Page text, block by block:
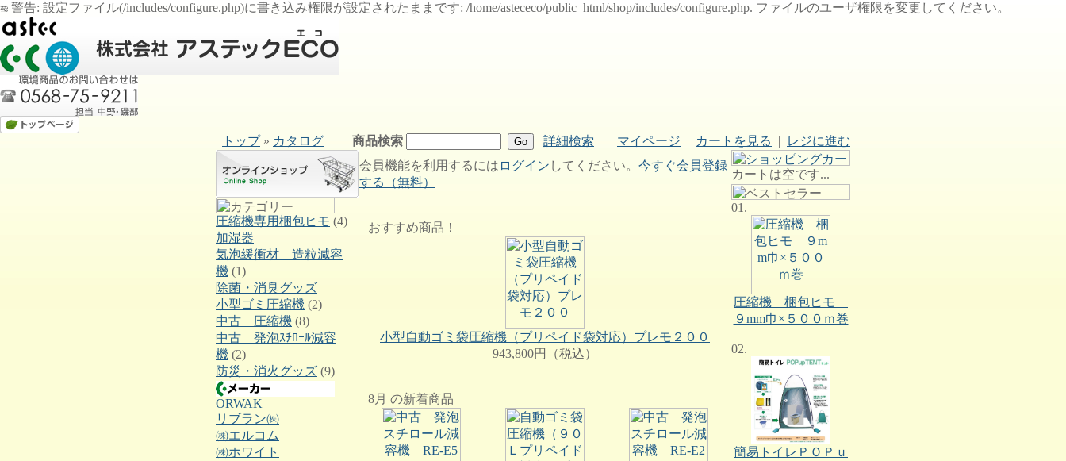
警告: 設定ファイル(/includes/configure.php)に書き込み権限が設定されたままです: /home/astececo/public_html/shop/includes/configure.php. ファイルのユーザ権限を変更してください。
トップ» カタログ 商品検索 詳細検索 マイページ | カートを見る | レジに進む
圧縮機専用梱包ヒモ (4)
加湿器
気泡緩衝材 造粒減容
機 (1)
除菌・消臭グッズ
小型ゴミ圧縮機 (2)
中古 圧縮機 (8)
中古 発泡ｽﾁﾛｰﾙ減容
機 (2)
防災・消火グッズ (9)
ORWAK
リブラン㈱
㈱エルコム
㈱ホワイト
会員機能を利用するには ログイン してください。 今すぐ会員登録
する（無料）
おすすめ商品！
小型自動ゴミ袋圧縮機（プリペイド袋対応）プレモ２００
943,800円（税込）
8月 の新着商品
カートは空です...
01.
圧縮機 梱包ヒモ
９mm巾×５００ｍ巻
02.
簡易トイレＰＯＰｕ